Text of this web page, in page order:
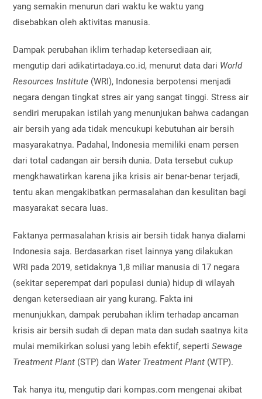
yang semakin menurun dari waktu ke waktu yang
disebabkan oleh aktivitas manusia.
Dampak perubahan iklim terhadap ketersediaan air,
mengutip dari adikatirtadaya.co.id, menurut data dari World
Resources Institute (WRI), Indonesia berpotensi menjadi
negara dengan tingkat stres air yang sangat tinggi. Stress air
sendiri merupakan istilah yang menunjukan bahwa cadangan
air bersih yang ada tidak mencukupi kebutuhan air bersih
masyarakatnya. Padahal, Indonesia memiliki enam persen
dari total cadangan air bersih dunia. Data tersebut cukup
mengkhawatirkan karena jika krisis air benar-benar terjadi,
tentu akan mengakibatkan permasalahan dan kesulitan bagi
masyarakat secara luas.
Faktanya permasalahan krisis air bersih tidak hanya dialami
Indonesia saja. Berdasarkan riset lainnya yang dilakukan
WRI pada 2019, setidaknya 1,8 miliar manusia di 17 negara
(sekitar seperempat dari populasi dunia) hidup di wilayah
dengan ketersediaan air yang kurang. Fakta ini
menunjukkan, dampak perubahan iklim terhadap ancaman
krisis air bersih sudah di depan mata dan sudah saatnya kita
mulai memikirkan solusi yang lebih efektif, sepertiSewage
Treatment Plant (STP) dan Water Treatment Plant (WTP).
Tak hanya itu, mengutip dari kompas.com mengenai akibat